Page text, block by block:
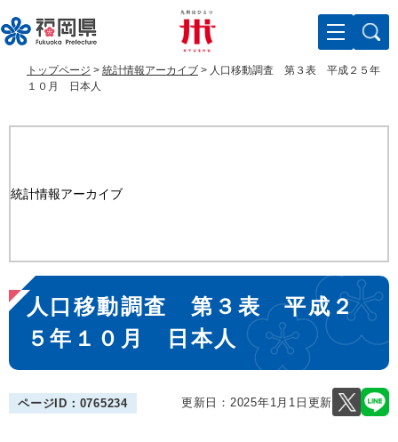
ー
ジ
ニ
ュ
文
トップページ > 統計情報アーカイブ > 人口移動調査 第３表 平成２５年
１０月 日本人
統計情報アーカイブ
本
文
人口移動調査 第３表 平成２
５年１０月 日本人
ページID：0765234 更新日：2025年1月1日更新